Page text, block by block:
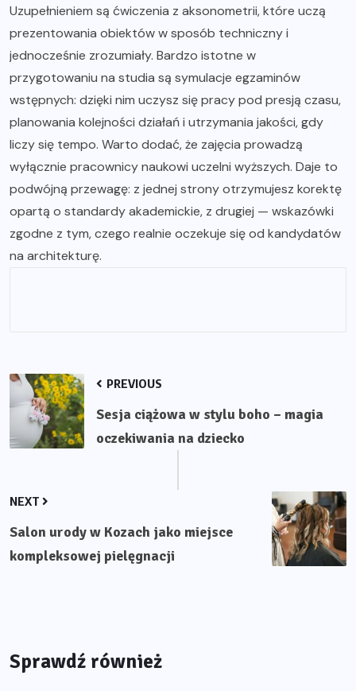
Uzupełnieniem są ćwiczenia z aksonometrii, które uczą
prezentowania obiektów w sposób techniczny i
jednocześnie zrozumiały. Bardzo istotne w
przygotowaniu na studia są symulacje egzaminów
wstępnych: dzięki nim uczysz się pracy pod presją czasu,
planowania kolejności działań i utrzymania jakości, gdy
liczy się tempo. Warto dodać, że zajęcia prowadzą
wyłącznie pracownicy naukowi uczelni wyższych. Daje to
podwójną przewagę: z jednej strony otrzymujesz korektę
opartą o standardy akademickie, z drugiej — wskazówki
zgodne z tym, czego realnie oczekuje się od kandydatów
na architekturę.
PREVIOUS
Sesja ciążowa w stylu boho – magia
oczekiwania na dziecko
NEXT
Salon urody w Kozach jako miejsce
kompleksowej pielęgnacji
Sprawdź również